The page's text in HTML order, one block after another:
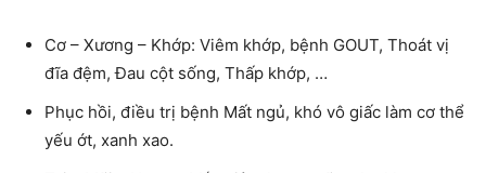
Cơ – Xương – Khớp: Viêm khớp, bệnh GOUT, Thoát vị
đĩa đệm, Đau cột sống, Thấp khớp, …
Phục hồi, điều trị bệnh Mất ngủ, khó vô giấc làm cơ thể
yếu ớt, xanh xao.